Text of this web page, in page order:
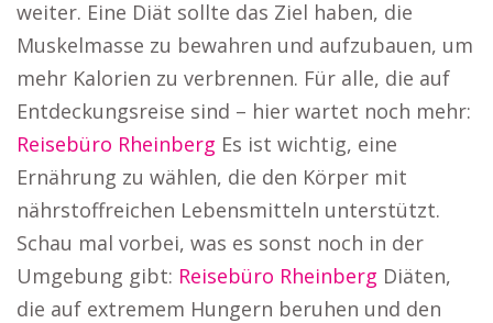
weiter. Eine Diät sollte das Ziel haben, die
Muskelmasse zu bewahren und aufzubauen, um
mehr Kalorien zu verbrennen. Für alle, die auf
Entdeckungsreise sind – hier wartet noch mehr:
Reisebüro Rheinberg Es ist wichtig, eine
Ernährung zu wählen, die den Körper mit
nährstoffreichen Lebensmitteln unterstützt.
Schau mal vorbei, was es sonst noch in der
Umgebung gibt: Reisebüro Rheinberg Diäten,
die auf extremem Hungern beruhen und den